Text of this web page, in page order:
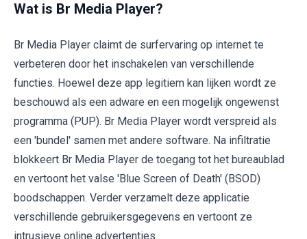
Wat is Br Media Player?
Br Media Player claimt de surfervaring op internet te
verbeteren door het inschakelen van verschillende
functies. Hoewel deze app legitiem kan lijken wordt ze
beschouwd als een adware en een mogelijk ongewenst
programma (PUP). Br Media Player wordt verspreid als
een 'bundel' samen met andere software. Na infiltratie
blokkeert Br Media Player de toegang tot het bureaublad
en vertoont het valse 'Blue Screen of Death' (BSOD)
boodschappen. Verder verzamelt deze applicatie
verschillende gebruikersgegevens en vertoont ze
intrusieve online advertenties.